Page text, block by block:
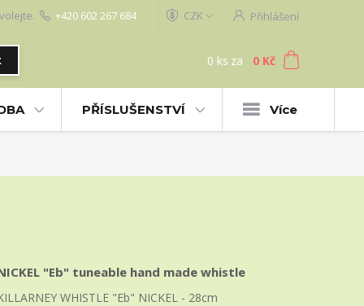
CZK Přihlášení
+420 602 267 684
0 ks za 0 Kč
PŘÍSLUŠENSTVÍ Více
"Eb" tuneable hand made whistle
WHISTLE "Eb" NICKEL - 28cm